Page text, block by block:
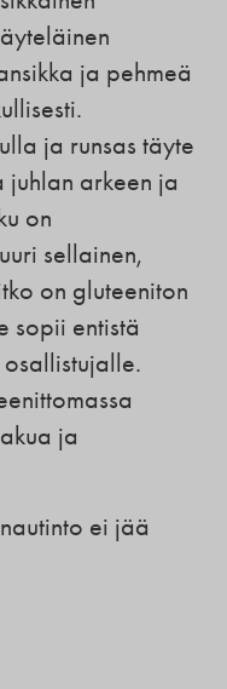
ja pehmeä
ja runsas täyte
juhlan arkeen ja
on
sellainen,
on gluteeniton
sopii entistä
osallistujalle.
ja
ei jää